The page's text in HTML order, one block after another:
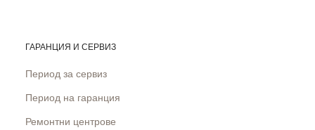
ГАРАНЦИЯ И СЕРВИЗ
Период за сервиз
Период на гаранция
Ремонтни центрове